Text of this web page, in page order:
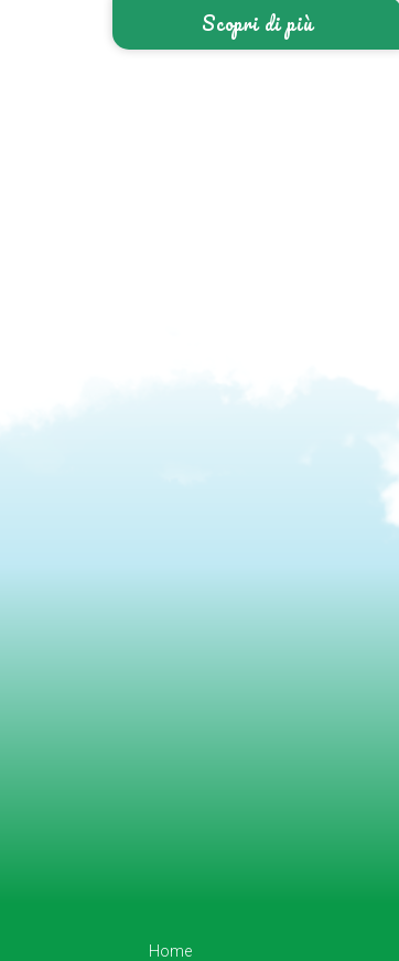
Scopri di più
Home